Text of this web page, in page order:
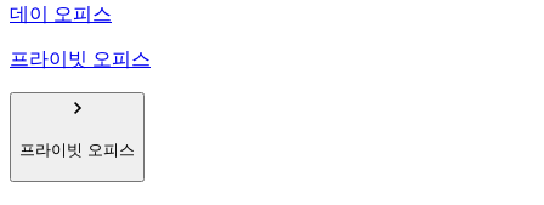
데이 오피스
프라이빗 오피스
프라이빗 오피스